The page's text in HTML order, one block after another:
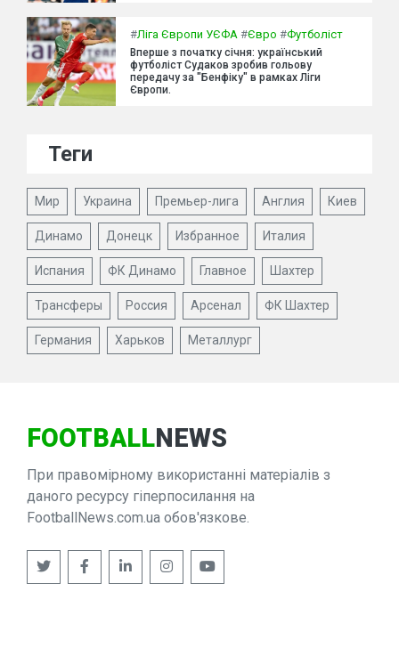
#Ліга Європи УЄФА #Євро #Футболіст
Вперше з початку січня: український
футболіст Судаков зробив гольову
передачу за "Бенфіку" в рамках Ліги
Європи.
Теги
Мир Украина Премьер-лига Англия Киев
Динамо Донецк Избранное Италия
Испания ФК Динамо Главное Шахтер
Трансферы Россия Арсенал ФК Шахтер
Германия Харьков Металлург
FOOTBALLNEWS
При правомірному використанні матеріалів з
даного ресурсу гіперпосилання на
FootballNews.com.ua обов'язкове.